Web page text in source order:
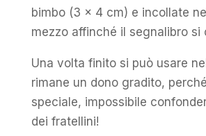
bimbo (3 x 4 cm) e incollate
mezzo affinché il segnalibro si
Una volta finito si può usare
rimane un dono gradito,
speciale, impossibile
dei fratellini!